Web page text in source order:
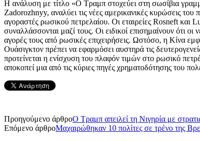
Η ανάλυση με τίτλο «Ο Τραμπ στοχεύει στη σωσίβια
Zadorozhnyy, αναλύει τις νέες αμερικανικές κυρώσεις του
αγοραστές ρωσικού πετρελαίου. Οι εταιρείες Rosneft
συναλλάσσονται μαζί τους. Οι ειδικοί επισημαίνουν ότι
αγορές τους από ρωσικές επιχειρήσεις. Ωστόσο, η Κίνα
Ουάσιγκτον πρέπει να εφαρμόσει αυστηρά τις
προτείνεται η ενίσχυση του πλαφόν τιμών στο ρωσικό
αποκοπεί μια από τις κύριες πηγές χρηματοδότησης του
Προηγούμενο άρθροΟ Τραμπ απειλεί τη Νιγηρία με
Επόμενο άρθροΜαχαιρώθηκαν 10 πολίτες σε τρένο της